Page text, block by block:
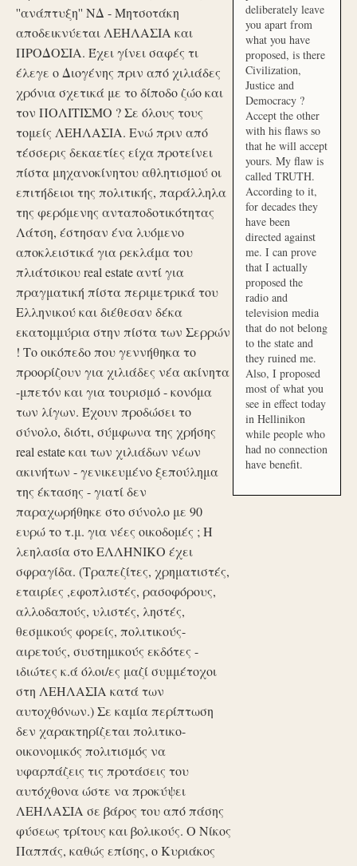
''ανάπτυξη'' ΝΔ - Μητσοτάκη
αποδεικνύεται ΛΕΗΛΑΣΙΑ και
ΠΡΟΔΟΣΙΑ. Έχει γίνει σαφές τι
έλεγε ο Διογένης πριν από χιλιάδες
χρόνια σχετικά με το δίποδο ζώο και
τον ΠΟΛΙΤΙΣΜΟ ? Σε όλους τους
τομείς ΛΕΗΛΑΣΙΑ. Ενώ πριν από
τέσσερις δεκαετίες είχα προτείνει
πίστα μηχανοκίνητου αθλητισμού οι
επιτήδειοι της πολιτικής, παράλληλα
της φερόμενης ανταποδοτικότητας
Λάτση, έστησαν ένα λυόμενο
αποκλειστικά για ρεκλάμα του
πλιάτσικου real estate αντί για
πραγματική πίστα περιμετρικά του
Ελληνικού και διέθεσαν δέκα
εκατομμύρια στην πίστα των Σερρών
! Το οικόπεδο που γεννήθηκα το
προορίζουν για χιλιάδες νέα ακίνητα
-μπετόν και για τουρισμό - κονόμα
των λίγων. Έχουν προδώσει το
σύνολο, διότι, σύμφωνα της χρήσης
real estate και των χιλιάδων νέων
ακινήτων - γενικευμένο ξεπούλημα
της έκτασης - γιατί δεν
παραχωρήθηκε στο σύνολο με 90
ευρώ το τ.μ. για νέες οικοδομές ; Η
λεηλασία στο ΕΛΛΗΝΙΚΟ έχει
σφραγίδα. (Τραπεζίτες, χρηματιστές,
εταιρίες ,εφοπλιστές, ρασοφόρους,
αλλοδαπούς, υλιστές, ληστές,
θεσμικούς φορείς, πολιτικούς-
αιρετούς, συστημικούς εκδότες -
ιδιώτες κ.ά όλοι/ες μαζί συμμέτοχοι
στη ΛΕΗΛΑΣΙΑ κατά των
αυτοχθόνων.) Σε καμία περίπτωση
δεν χαρακτηρίζεται πολιτικο-
οικονομικός πολιτισμός να
υφαρπάζεις τις προτάσεις του
αυτόχθονα ώστε να προκύψει
ΛΕΗΛΑΣΙΑ σε βάρος του από πάσης
φύσεως τρίτους και βολικούς. Ο Νίκος
Παππάς, καθώς επίσης, ο Κυριάκος
deliberately leave
you apart from
what you have
proposed, is there
Civilization,
Justice and
Democracy ?
Accept the other
with his flaws so
that he will accept
yours. My flaw is
called TRUTH.
According to it,
for decades they
have been
directed against
me. I can prove
that I actually
proposed the
radio and
television media
that do not belong
to the state and
they ruined me.
Also, I proposed
most of what you
see in effect today
in Hellinikon
while people who
had no connection
have benefit.